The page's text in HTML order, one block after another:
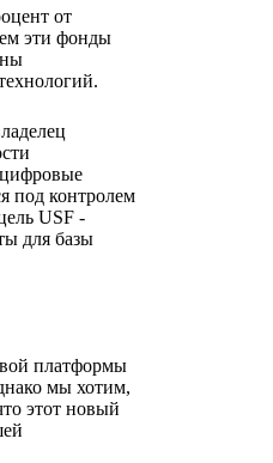
от
эти фонды
цифровые
под контролем
USF -
для базы
платформы
мы хотим,
этот новый